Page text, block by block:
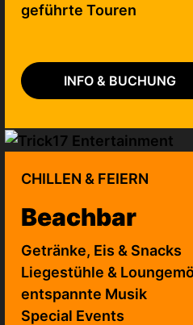
geführte Touren
INFO & BUCHUNG
CHILLEN & FEIERN
Beachbar
Getränke, Eis & Snacks
Liegestühle &
entspannte Musik
Special Events